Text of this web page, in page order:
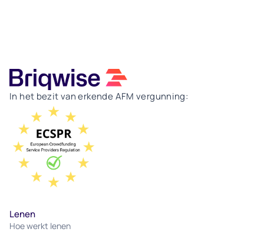
In het bezit van erkende AFM vergunning:
Lenen
Hoe werkt lenen